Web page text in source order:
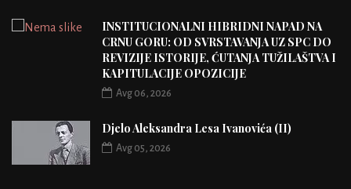
INSTITUCIONALNI HIBRIDNI NAPAD NA
CRNU GORU: OD SVRSTAVANJA UZ SPC DO
REVIZIJE ISTORIJE, ĆUTANJA TUŽILAŠTVA I
KAPITULACIJE OPOZICIJE
Avg 06, 2026
Djelo Aleksandra Lesa Ivanovića (II)
Avg 05, 2026